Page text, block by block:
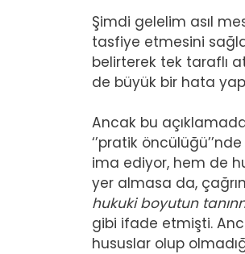
Şimdi gelelim asıl
tasfiye etmesini
belirterek tek taraflı
de büyük bir hata
Ancak bu
‘’pratik
ima ediyor, hem de
yer almasa da,
hukuki boyutun
gibi ifade etmişti.
hususlar olup